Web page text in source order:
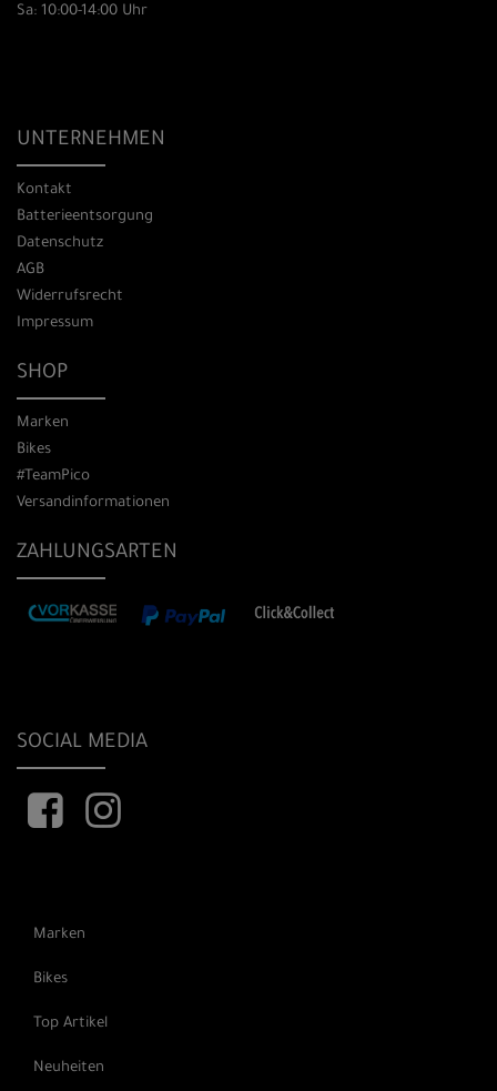
Sa: 10:00-14:00 Uhr
UNTERNEHMEN
Kontakt
Batterieentsorgung
Datenschutz
AGB
Widerrufsrecht
Impressum
SHOP
Marken
Bikes
#TeamPico
Versandinformationen
ZAHLUNGSARTEN
SOCIAL MEDIA
Marken
Bikes
Top Artikel
Neuheiten